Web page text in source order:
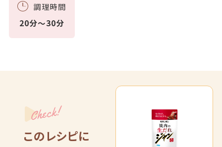
調理時間
20分～30分
Check!
このレシピに